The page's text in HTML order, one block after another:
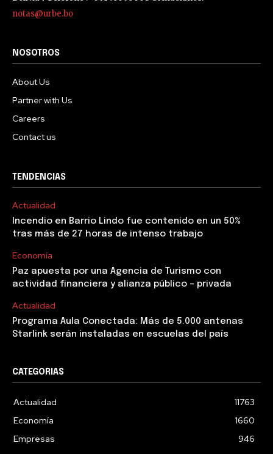
notas@urbe.bo
NOSOTROS
About Us
Partner with Us
Careers
Contact us
TENDENCIAS
Actualidad
Incendio en Barrio Lindo fue contenido en un 50%
tras más de 27 horas de intenso trabajo
Economía
Paz apuesta por una Agencia de Turismo con
actividad financiera y alianza público – privada
Actualidad
Programa Aula Conectada: Más de 5.000 antenas
Starlink serán instaladas en escuelas del país
CATEGORIAS
Actualidad
11763
Economía
1660
Empresas
946